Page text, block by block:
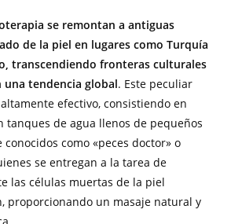
se remontan a antiguas
de la piel en lugares como Turquía
transcendiendo fronteras culturales
tendencia global. Este peculiar
efectivo, consistiendo en
tanques de agua llenos de pequeños
como «peces doctor» o
se entregan a la tarea de
las células muertas de la piel
proporcionando un masaje natural y